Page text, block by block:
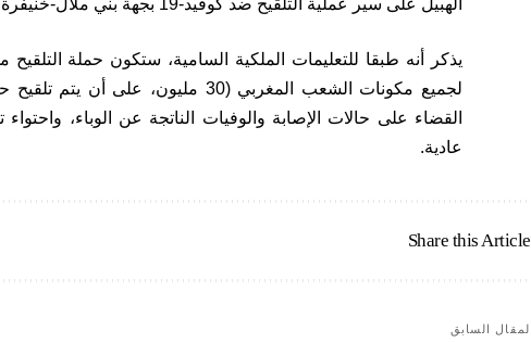
الهبيل على سير عملية التلقيح ضد كوفيد-19 بجهة بني ملال-خنيفرة.
يذكر أنه طبقا للتعليمات الملكية السامية، ستكون حملة التلقيح
القضاء على حالات الإصابة والوفيات الناتجة عن الوباء،
عادية.
Share this Article
المقال السابق